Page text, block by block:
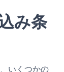
み条
いくつかの